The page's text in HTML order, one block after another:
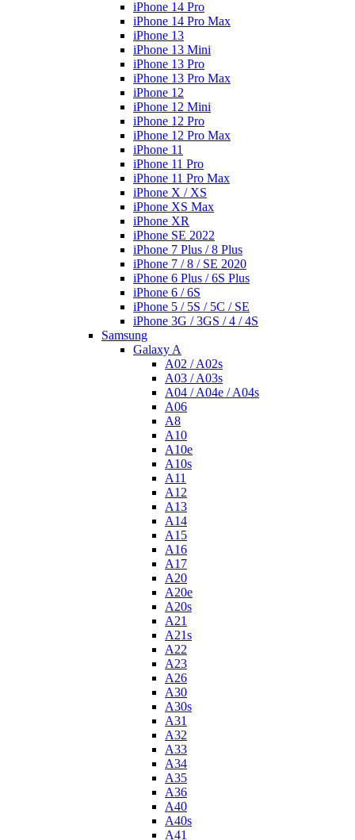
iPhone 14 Pro
iPhone 14 Pro Max
iPhone 13
iPhone 13 Mini
iPhone 13 Pro
iPhone 13 Pro Max
iPhone 12
iPhone 12 Mini
iPhone 12 Pro
iPhone 12 Pro Max
iPhone 11
iPhone 11 Pro
iPhone 11 Pro Max
iPhone X / XS
iPhone XS Max
iPhone XR
iPhone SE 2022
iPhone 7 Plus / 8 Plus
iPhone 7 / 8 / SE 2020
iPhone 6 Plus / 6S Plus
iPhone 6 / 6S
iPhone 5 / 5S / 5C / SE
iPhone 3G / 3GS / 4 / 4S
Samsung
Galaxy A
A02 / A02s
A03 / A03s
A04 / A04e / A04s
A06
A8
A10
A10e
A10s
A11
A12
A13
A14
A15
A16
A17
A20
A20e
A20s
A21
A21s
A22
A23
A26
A30
A30s
A31
A32
A33
A34
A35
A36
A40
A40s
A41